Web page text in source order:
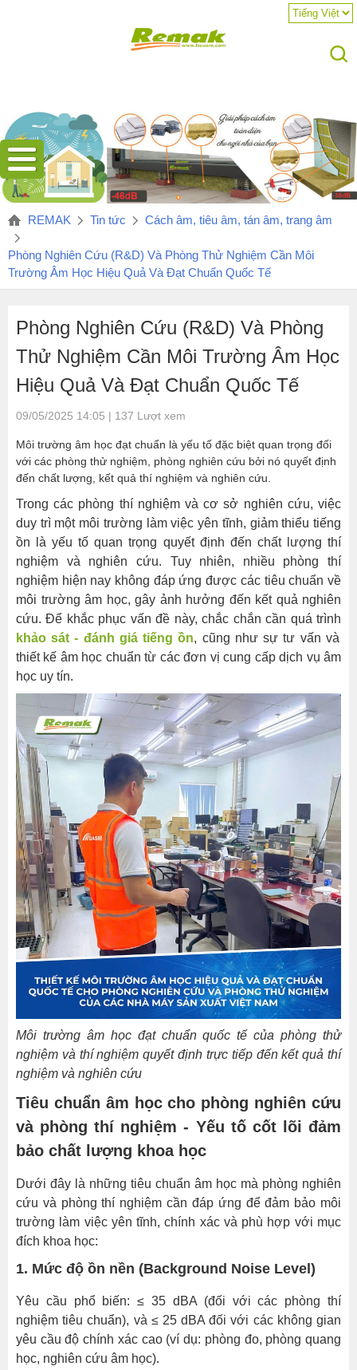
REMAK Tin tức Cách âm, tiêu âm, tán âm, trang âm
Phòng Nghiên Cứu (R&D) Và Phòng Thử Nghiệm Cần Môi
Trường Âm Học Hiệu Quả Và Đạt Chuẩn Quốc Tế
Phòng Nghiên Cứu (R&D) Và Phòng
Thử Nghiệm Cần Môi Trường Âm Học
Hiệu Quả Và Đạt Chuẩn Quốc Tế
09/05/2025 14:05 | 137 Lượt xem
Môi trường âm học đạt chuẩn là yếu tố đặc biệt quan trọng đối
với các phòng thử nghiệm, phòng nghiên cứu bởi nó quyết định
đến chất lượng, kết quả thí nghiệm và nghiên cứu.
Tiêu
chuẩn
âm
học
cho
phòng
và
phòng
nghiệm
-
tố
cốt
đảm
bảo
chất
lượng
khoa
học
1.
Mức
nền
(Background
Noise
Level)
2.
Thời
gian
vang
âm
(Reverberation
Time
–
RT60)
Cách
giữa
các
phòng
Insulation
/
Transmission
4.
Kiểm
soát
tiếng
ồn
hệ
thống
HVAC
và
Trong các phòng thí nghiệm và cơ sở nghiên cứu, việc
duy trì một môi trường làm việc yên tĩnh, giảm thiểu tiếng
ồn là yếu tố quan trọng quyết định đến chất lượng thí
nghiệm và nghiên cứu. Tuy nhiên, nhiều phòng thí
nghiệm hiện nay không đáp ứng được các tiêu chuẩn về
môi trường âm học, gây ảnh hưởng đến kết quả nghiên
cứu. Để khắc phục vấn đề này, chắc chắn cần quá trình
khảo sát - đánh giá tiếng ồn, cũng như sự tư vấn và
thiết kế âm học chuẩn từ các đơn vị cung cấp dịch vụ âm
học uy tín.
Môi trường âm học đạt chuẩn quốc tế của phòng thử
nghiệm và thí nghiệm quyết định trực tiếp đến kết quả thí
nghiệm và nghiên cứu
Tiêu chuẩn âm học cho phòng nghiên cứu
và phòng thí nghiệm - Yếu tố cốt lõi đảm
bảo chất lượng khoa học
Dưới đây là những tiêu chuẩn âm học mà phòng nghiên
cứu và phòng thí nghiệm cần đáp ứng để đảm bảo môi
trường làm việc yên tĩnh, chính xác và phù hợp với mục
đích khoa học:
1. Mức độ ồn nền (Background Noise Level)
Yêu cầu phổ biến: ≤ 35 dBA (đối với các phòng thí
nghiệm tiêu chuẩn), và ≤ 25 dBA đối với các không gian
yêu cầu độ chính xác cao (ví dụ: phòng đo, phòng quang
học, nghiên cứu âm học).